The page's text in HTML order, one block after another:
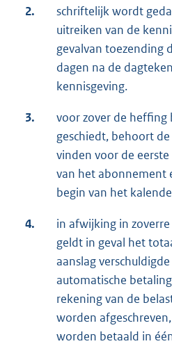
2.
schriftelijk wordt
uitreiken van de
gevalvan toezending
dagen na de
kennisgeving.
3.
voor zover de
geschiedt, behoort
vinden voor de
van het abonnement
begin van het
4.
in afwijking in
geldt in geval het
aanslag
automatische
rekening van de
worden
worden betaald in